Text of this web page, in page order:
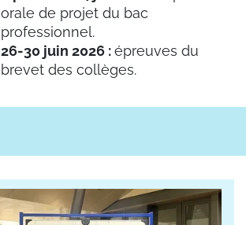
orale de projet du bac
professionnel.
26-30 juin 2026 :épreuves du
brevet des collèges.